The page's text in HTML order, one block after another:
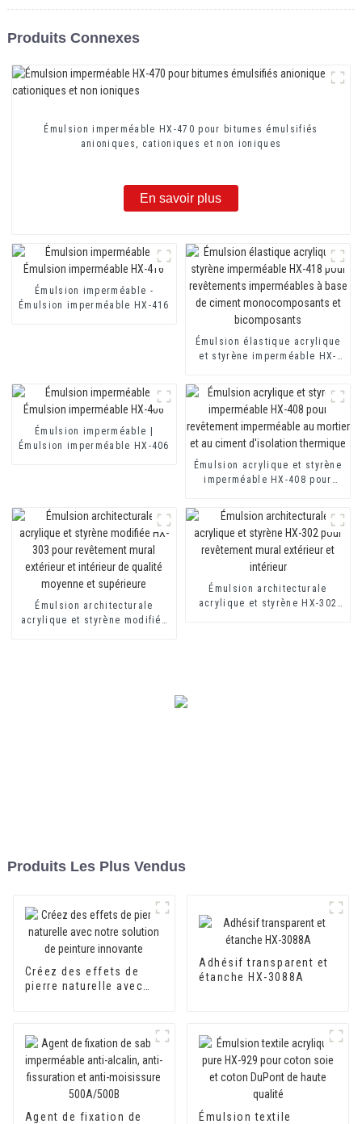
Produits Connexes
Émulsion imperméable HX-470 pour bitumes émulsifiés
anioniques, cationiques et non ioniques
En savoir plus
Émulsion imperméable -
Émulsion imperméable HX-416
Émulsion élastique acrylique
et styrène imperméable HX-
imperméables à base de
ciment monocomposants et
bicomposants
Émulsion imperméable |
Émulsion imperméable HX-406
Émulsion acrylique et styrène
imperméable HX-408 pour
mortier et au ciment
d'isolation thermique
Émulsion architecturale
acrylique et styrène modifiée
Émulsion architecturale
acrylique et styrène HX-302
Produits Les Plus Vendus
Créez des effets de
pierre naturelle avec
Adhésif transparent et
étanche HX-3088A
Agent de fixation de Émulsion textile